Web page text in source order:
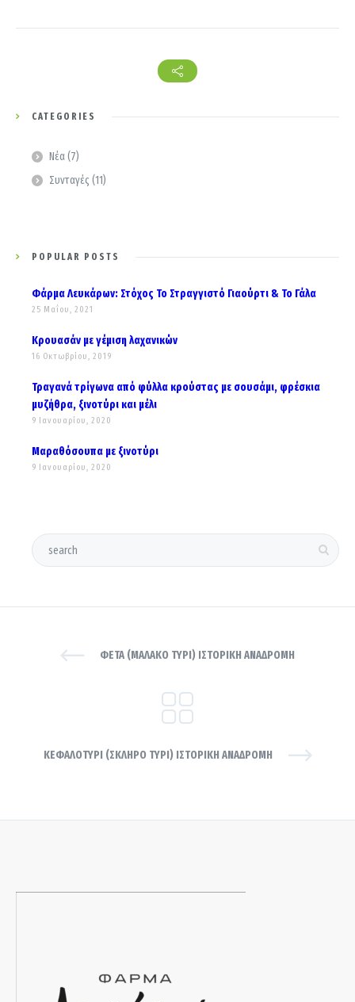
CATEGORIES
Νέα(7)
Συνταγές (11)
POPULAR POSTS
Φάρμα Λευκάρων: Στόχος Το Στραγγιστό Γιαούρτι & Το Γάλα
25 Μαΐου, 2021
Κρουασάν με γέμιση λαχανικών
16 Οκτωβρίου, 2019
Τραγανά τρίγωνα από φύλλα κρούστας με σουσάμι, φρέσκια
μυζήθρα, ξινοτύρι και μέλι
9 Ιανουαρίου, 2020
Μαραθόσουπα με ξινοτύρι
9 Ιανουαρίου, 2020
ΦΕΤΑ (ΜΑΛΑΚΌ ΤΥΡΊ) ΙΣΤΟΡΙΚΉ ΑΝΑΔΡΟΜΉ
ΚΕΦΑΛΟΤΥΡΙ (ΣΚΛΗΡΌ ΤΥΡΊ) ΙΣΤΟΡΙΚΉ ΑΝΑΔΡΟΜΉ